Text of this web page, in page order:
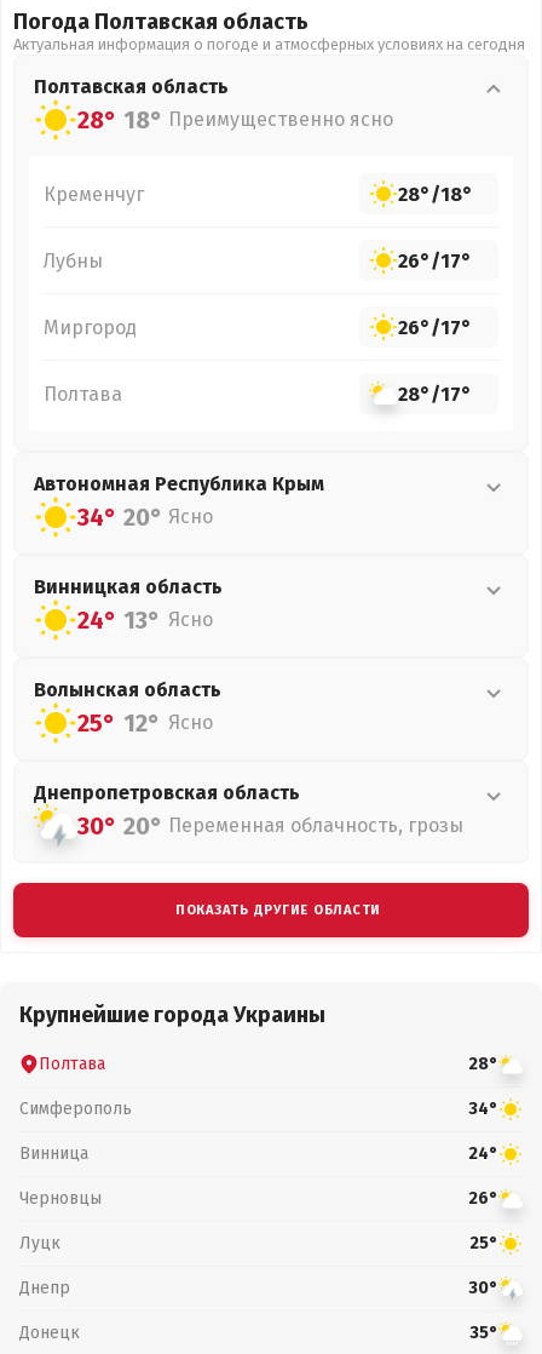
Погода Полтавская область
Актуальная информация о погоде и атмосферных условиях на сегодня
Полтавская область
28° 18° Преимущественно ясно
Кременчуг 28°/18°
Лубны 26°/17°
Миргород 26°/17°
Полтава 28°/17°
Автономная Республика Крым
34° 20° Ясно
Винницкая область
24° 13° Ясно
Волынская область
25° 12° Ясно
Днепропетровская область
30° 20° Переменная облачность, грозы
ПОКАЗАТЬ ДРУГИЕ ОБЛАСТИ
Крупнейшие города Украины
Полтава 28°
Симферополь 34°
Винница 24°
Черновцы 26°
Луцк 25°
Днепр 30°
Донецк 35°